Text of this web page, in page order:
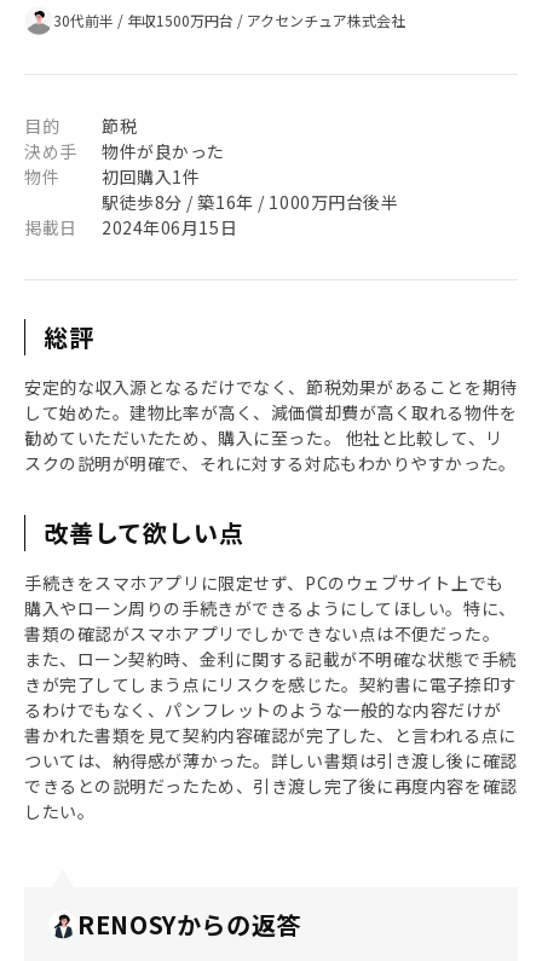
30代前半 / 年収1500万円台 / アクセンチュア株式会社
目的
節税
決め手
物件が良かった
物件
初回購入1件
駅徒歩8分 / 築16年 / 1000万円台後半
掲載日
2024年06月15日
総評
安定的な収入源となるだけでなく、節税効果があることを期待
して始めた。建物比率が高く、減価償却費が高く取れる物件を
勧めていただいたため、購入に至った。 他社と比較して、リ
スクの説明が明確で、それに対する対応もわかりやすかった。
改善して欲しい点
手続きをスマホアプリに限定せず、PCのウェブサイト上でも
購入やローン周りの手続きができるようにしてほしい。特に、
書類の確認がスマホアプリでしかできない点は不便だった。
また、ローン契約時、金利に関する記載が不明確な状態で手続
きが完了してしまう点にリスクを感じた。契約書に電子捺印す
るわけでもなく、パンフレットのような一般的な内容だけが
書かれた書類を見て契約内容確認が完了した、と言われる点に
ついては、納得感が薄かった。詳しい書類は引き渡し後に確認
できるとの説明だったため、引き渡し完了後に再度内容を確認
したい。
RENOSYからの返答